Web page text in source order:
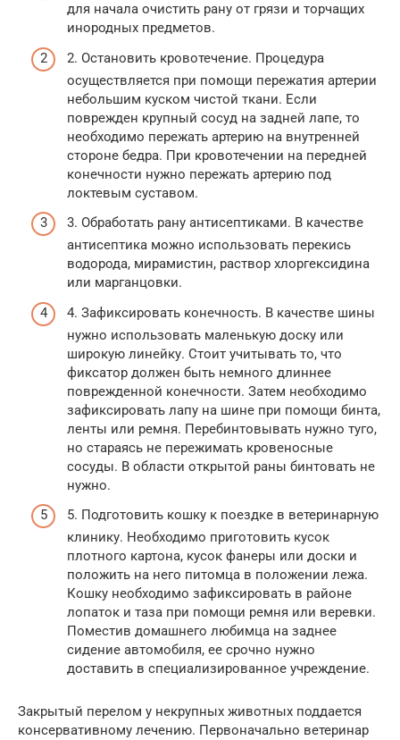
для начала очистить рану от грязи и торчащих
инородных предметов.
2. Остановить кровотечение. Процедура
осуществляется при помощи пережатия артерии
небольшим куском чистой ткани. Если
поврежден крупный сосуд на задней лапе, то
необходимо пережать артерию на внутренней
стороне бедра. При кровотечении на передней
конечности нужно пережать артерию под
локтевым суставом.
3. Обработать рану антисептиками. В качестве
антисептика можно использовать перекись
водорода, мирамистин, раствор хлоргексидина
или марганцовки.
4. Зафиксировать конечность. В качестве шины
нужно использовать маленькую доску или
широкую линейку. Стоит учитывать то, что
фиксатор должен быть немного длиннее
поврежденной конечности. Затем необходимо
зафиксировать лапу на шине при помощи бинта,
ленты или ремня. Перебинтовывать нужно туго,
но стараясь не пережимать кровеносные
сосуды. В области открытой раны бинтовать не
нужно.
5. Подготовить кошку к поездке в ветеринарную
клинику. Необходимо приготовить кусок
плотного картона, кусок фанеры или доски и
положить на него питомца в положении лежа.
Кошку необходимо зафиксировать в районе
лопаток и таза при помощи ремня или веревки.
Поместив домашнего любимца на заднее
сидение автомобиля, ее срочно нужно
доставить в специализированное учреждение.
Закрытый перелом у некрупных животных поддается
консервативному лечению. Первоначально ветеринар